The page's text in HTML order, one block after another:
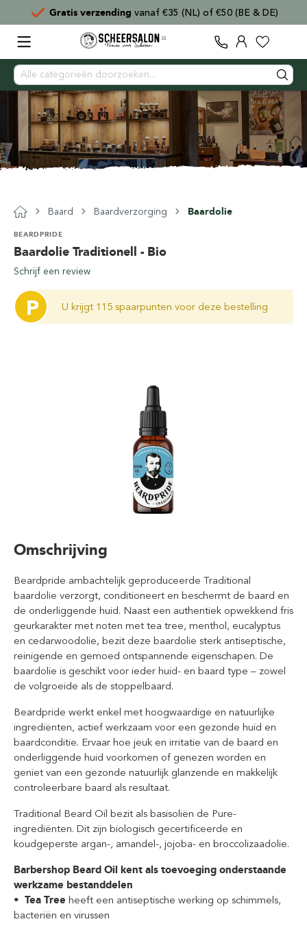
Gratis verzending vanaf €35 (NL) of €50 (BE & DE)
Baard Baardverzorging Baardolie
Baardolie Traditionell - Bio
BEARDPRIDE
Schrijf een review
P U krijgt 115 spaarpunten voor deze bestelling
Omschrijving
Beardpride ambachtelijk geproduceerde Traditional
baardolie verzorgt, conditioneert en beschermt de baard en
de onderliggende huid. Naast een authentiek opwekkend fris
geurkarakter met noten met tea tree, menthol, eucalyptus
en cedarwoodolie, bezit deze baardolie sterk antiseptische,
reinigende en gemoed ontspannende eigenschapen. De
baardolie is geschikt voor ieder huid- en baard type – zowel
de volgroeide als de stoppelbaard.
Beardpride werkt enkel met hoogwaardige en natuurlijke
ingrediënten, actief werkzaam voor een gezonde huid en
baardconditie. Ervaar hoe jeuk en irritatie van de baard en
onderliggende huid voorkomen of genezen worden en
geniet van een gezonde natuurlijk glanzende en makkelijk
controleerbare baard als resultaat.
Traditional Beard Oil bezit als basisoliën de Pure-
ingrediënten. Dit zijn biologisch gecertificeerde en
koudgeperste argan-, amandel-, jojoba- en broccolizaadolie.
Barbershop Beard Oil kent als toevoeging onderstaande
werkzame bestanddelen
• Tea Tree heeft een antiseptische werking op schimmels,
bacteriën en virussen